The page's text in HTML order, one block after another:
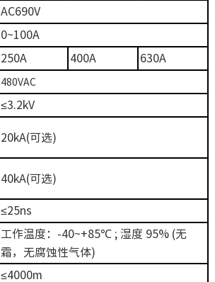
AC690V
0~100A
250A 400A 630A
480VAC
≤3.2kV
20kA(可选)
40kA(可选)
≤25ns
工作温度：-40~+85℃ ; 湿度 95% (无
霜，无腐蚀性气体)
≤4000m